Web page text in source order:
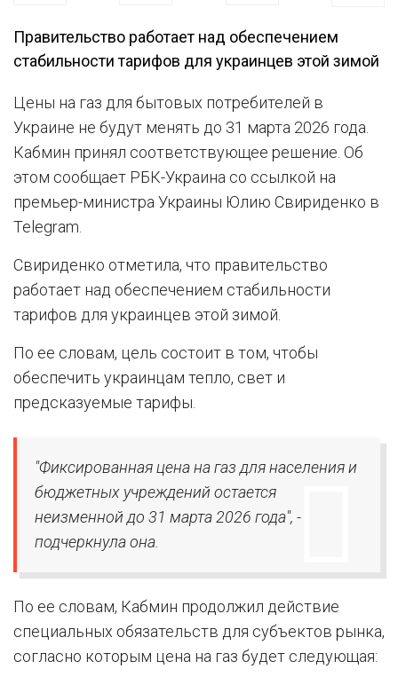
Правительство работает над обеспечением
стабильности тарифов для украинцев этой зимой
Цены на газ для бытовых потребителей в
Украине не будут менять до 31 марта 2026 года.
Кабмин принял соответствующее решение. Об
этом сообщает РБК-Украина со ссылкой на
премьер-министра Украины Юлию Свириденко в
Telegram.
Свириденко отметила, что правительство
работает над обеспечением стабильности
тарифов для украинцев этой зимой.
По ее словам, цель состоит в том, чтобы
обеспечить украинцам тепло, свет и
предсказуемые тарифы.
"Фиксированная цена на газ для населения и
бюджетных учреждений остается
неизменной до 31 марта 2026 года", -
подчеркнула она.
По ее словам, Кабмин продолжил действие
специальных обязательств для субъектов рынка,
согласно которым цена на газ будет следующая: